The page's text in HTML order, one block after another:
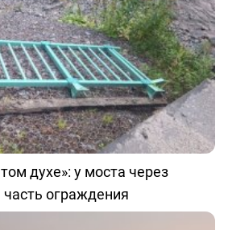
духе»: у моста через
ограждения